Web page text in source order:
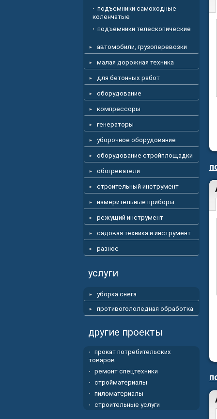
подъемники самоходные
коленчатые
подъемники телескопические
автомобили, грузоперевозки
малая дорожная техника
для бетонных работ
оборудование
компрессоры
генераторы
уборочное оборудование
оборудование стройплощадки
обогреватели
строительный инструмент
измерительные приборы
режущий инструмент
садовая техника и инструмент
разное
услуги
уборка снега
противогололедная обработка
другие проекты
прокат потребительских
товаров
ремонт спецтехники
стройматериалы
пиломатериалы
строительные услуги